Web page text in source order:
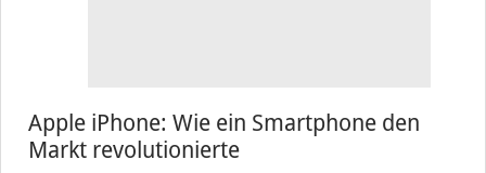
Apple iPhone: Wie ein Smartphone den
Markt revolutionierte